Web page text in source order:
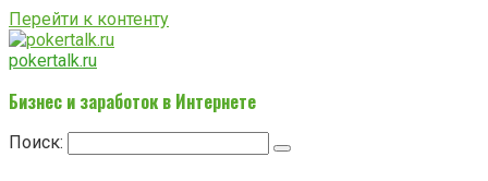
Перейти к контенту
pokertalk.ru
Бизнес и заработок в Интернете
Поиск: